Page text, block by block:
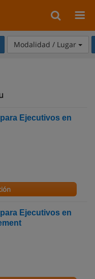
Modalidad / Lugar
Ejecutivos en
Ejecutivos en